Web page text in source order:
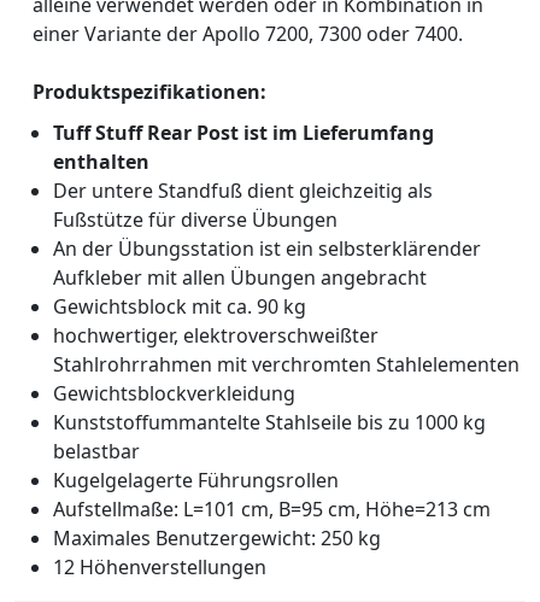
einer Variante der Apollo 7200, 7300 oder 7400.
Produktspezifikationen:
Tuff Stuff Rear Post ist im Lieferumfang
enthalten
Der untere Standfuß dient gleichzeitig als
Fußstütze für diverse Übungen
An der Übungsstation ist ein selbsterklärender
Aufkleber mit allen Übungen angebracht
Gewichtsblock mit ca. 90 kg
hochwertiger, elektroverschweißter
Stahlrohrrahmen mit verchromten Stahlelementen
Gewichtsblockverkleidung
Kunststoffummantelte Stahlseile bis zu 1000 kg
belastbar
Kugelgelagerte Führungsrollen
Aufstellmaße: L=101 cm, B=95 cm, Höhe=213 cm
Maximales Benutzergewicht: 250 kg
12 Höhenverstellungen